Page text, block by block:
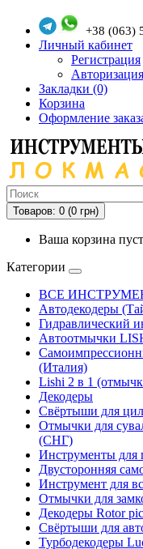
+38 (063)
Личный кабинет
Регистрация
Авторизация
Закладки (0)
Корзина
Оформление
Товаров: 0 (0 грн)
Ваша корзина
Категории
ВСЕ
Автодекодеры
Гидравлический
Автоотмычки
(Италия)
Lishi 2 в 1
Декодеры
Свёртыши для
Отмычки для
(СНГ)
Инструменты для
Двусторонняя
Инструмент для
Отмычки для
Декодеры Rotor
Свёртыши для
Турбодекодеры